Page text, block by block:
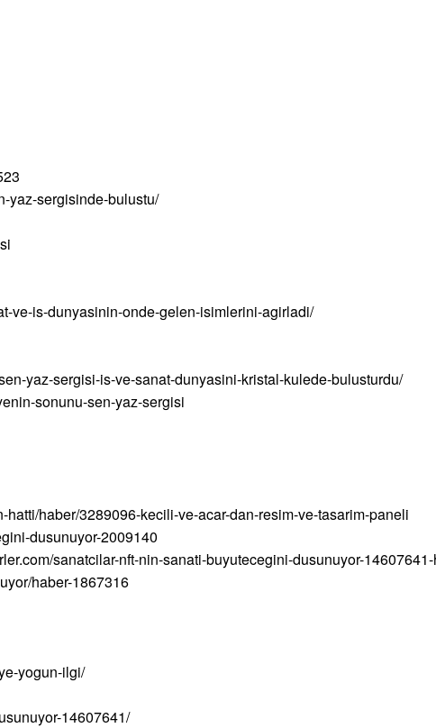
yaz-sergisinde-bulustu/
ve-is-dunyasinin-onde-gelen-isimlerini-agirladi/
yaz-sergisi-is-ve-sanat-dunyasini-kristal-kulede-bulusturdu/
sonunu-sen-yaz-sergisi
hatti/haber/3289096-kecili-ve-acar-dan-resim-ve-tasarim-paneli
dusunuyor-2009140
sanatcilar-nft-nin-sanati-buyutecegini-dusunuyor-
haber-1867316
yogun-ilgi/
14607641/